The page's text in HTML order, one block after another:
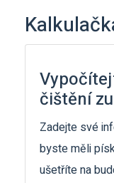
čištění
Zadejte své
byste měli
ušetříte na